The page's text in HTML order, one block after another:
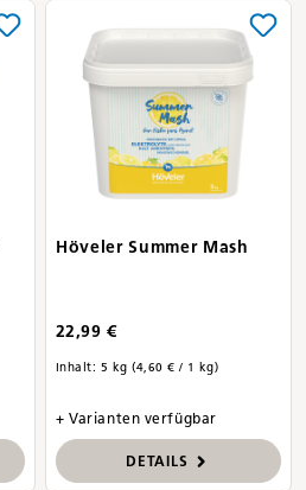
Höveler Summer Mash
22,99 €
Inhalt: 5 kg(4,60 € / 1 kg)
+ Varianten verfügbar
DETAILS